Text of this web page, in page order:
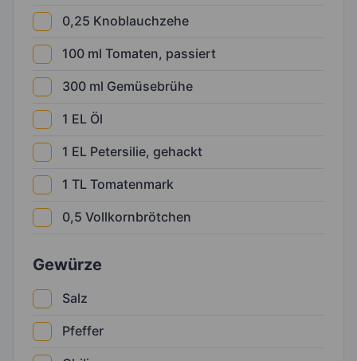
0,25 Knoblauchzehe
100 ml Tomaten, passiert
300 ml Gemüsebrühe
1 EL Öl
1 EL Petersilie, gehackt
1 TL Tomatenmark
0,5 Vollkornbrötchen
Gewürze
Salz
Pfeffer